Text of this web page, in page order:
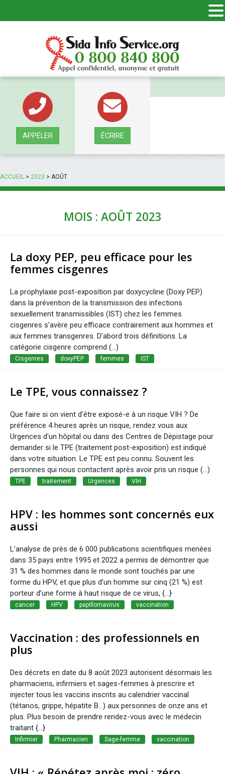
APPELER ÉCRIRE
ACCUEIL>2023> AOÛT
MOIS : AOÛT 2023
La doxy PEP, peu efficace pour les
femmes cisgenres
La prophylaxie post-exposition par doxycycline (Doxy PEP)
dans la prévention de la transmission des infections
sexuellement transmissibles (IST) chez les femmes
cisgenres s’avère peu efficace contrairement aux hommes et
aux femmes transgenres. D’abord trois définitions. La
catégorie cisgenre comprend (...)
Cisgenres doxyPEP femmes IST
Le TPE, vous connaissez ?
Que faire si on vient d'être exposé-e à un risque VIH ? De
préférence 4 heures après un risque, rendez vous aux
Urgences d'un hôpital ou dans des Centres de Dépistage pour
demander si le TPE (traitement post-exposition) est indiqué
dans votre situation. Le TPE est peu connu. Souvent les
personnes qui nous contactent après avoir pris un risque (...)
TPE traitement Urgences VIH
HPV : les hommes sont concernés eux
aussi
L’analyse de près de 6 000 publications scientifiques menées
dans 35 pays entre 1995 et 2022 a permis de démontrer que
31 % des hommes dans le monde sont touchés par une
forme du HPV, et que plus d’un homme sur cinq (21 %) est
porteur d’une forme à haut risque de ce virus, {...}
cancer HPV papillomavirus vaccination
Vaccination : des professionnels en
plus
Des décrets en date du 8 août 2023 autorisent désormais les
pharmaciens, infirmiers et sages-femmes à prescrire et
injecter tous les vaccins inscrits au calendrier vaccinal
(tétanos, grippe, hépatite B...) aux personnes de onze ans et
plus. Plus besoin de prendre rendez-vous avec le médecin
traitant {...}
Infirmier Pharmacien Sage-femme vaccination